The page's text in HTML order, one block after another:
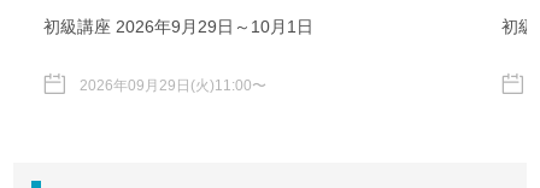
初級講座 2026年9月29日～10月1日
2026年09月29日(火)11:00〜
初級